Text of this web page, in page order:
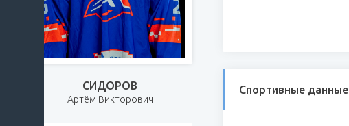
СИДОРОВ
Артём Викторович
Спортивные данные